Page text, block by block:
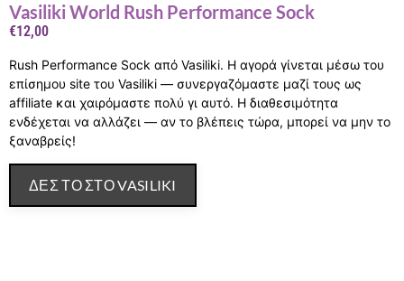
Vasiliki World Rush Performance Sock
€12,00
Rush Performance Sock από Vasiliki. Η αγορά γίνεται μέσω του
επίσημου site του Vasiliki — συνεργαζόμαστε μαζί τους ως
affiliate και χαιρόμαστε πολύ γι αυτό. Η διαθεσιμότητα
ενδέχεται να αλλάζει — αν το βλέπεις τώρα, μπορεί να μην το
ξαναβρείς!
ΔΕΣ ΤΟ ΣΤΟ VASILIKI